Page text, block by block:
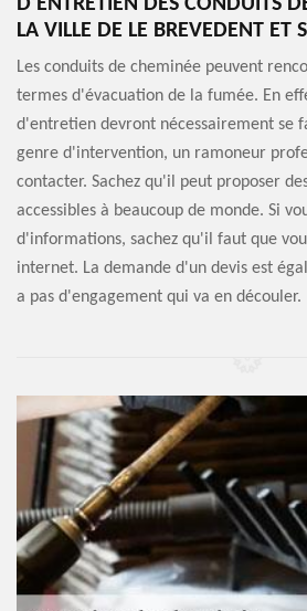
D'ENTRETIEN DES CONDUITS
LA VILLE DE LE BREVEDENT ET
Les conduits de cheminée peuvent
termes d'évacuation de la fumée. En
d'entretien devront nécessairement se
genre d'intervention, un ramoneur
contacter. Sachez qu'il peut proposer
accessibles à beaucoup de monde. Si
d'informations, sachez qu'il faut que
internet. La demande d'un devis est
a pas d'engagement qui va en découler.